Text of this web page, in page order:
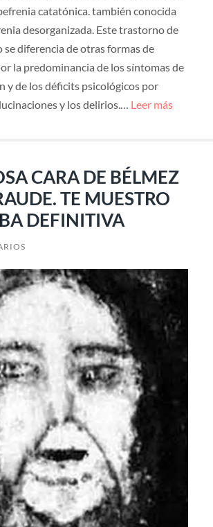
catatónica. también conocida
desorganizada. Este trastorno de
diferencia de otras formas de
la predominancia de los síntomas de
y de los déficits psicológicos por
y los delirios.… Leer más
CARA DE BÉLMEZ
TE MUESTRO
DEFINITIVA